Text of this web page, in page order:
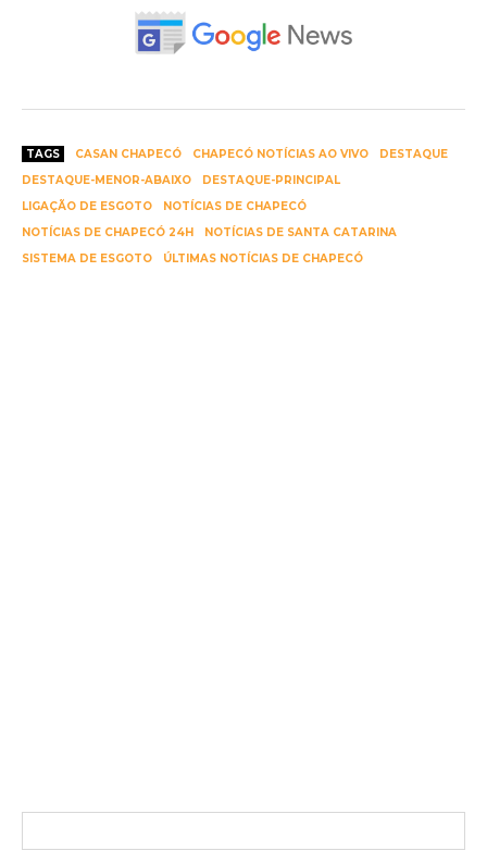
TAGS CASAN CHAPECÓ CHAPECÓ NOTÍCIAS AO VIVO
DESTAQUE
DESTAQUE-MENOR-ABAIXO
DESTAQUE-PRINCIPAL
LIGAÇÃO DE ESGOTO
NOTÍCIAS DE CHAPECÓ
NOTÍCIAS DE CHAPECÓ 24H
NOTÍCIAS DE SANTA CATARINA
SISTEMA DE ESGOTO
ÚLTIMAS NOTÍCIAS DE CHAPECÓ